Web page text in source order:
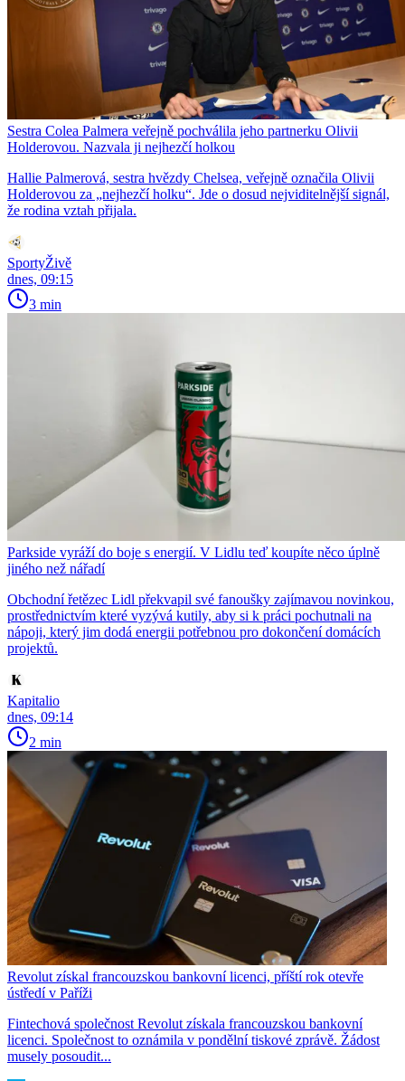
Sestra Colea Palmera veřejně pochválila jeho partnerku Olivii
Holderovou. Nazvala ji nejhezčí holkou
Hallie Palmerová, sestra hvězdy Chelsea, veřejně označila Olivii
Holderovou za „nejhezčí holku“. Jde o dosud nejviditelnější signál,
že rodina vztah přijala.
SportyŽivě
dnes, 09:15
3 min
Parkside vyráží do boje s energií. V Lidlu teď koupíte něco úplně
jiného než nářadí
Obchodní řetězec Lidl překvapil své fanoušky zajímavou novinkou,
prostřednictvím které vyzývá kutily, aby si k práci pochutnali na
nápoji, který jim dodá energii potřebnou pro dokončení domácích
projektů.
Kapitalio
dnes, 09:14
2 min
Revolut získal francouzskou bankovní licenci, příští rok otevře
ústředí v Paříži
Fintechová společnost Revolut získala francouzskou bankovní
licenci. Společnost to oznámila v pondělní tiskové zprávě. Žádost
musely posoudit...